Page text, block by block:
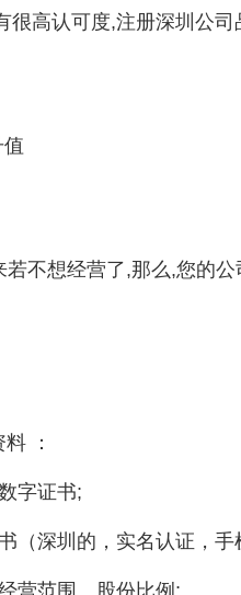
高认可度,注册深圳公司
不想经营了,那么,您的公
：
字证书;
（深圳的，实名认证，手
营范围、股份比例;